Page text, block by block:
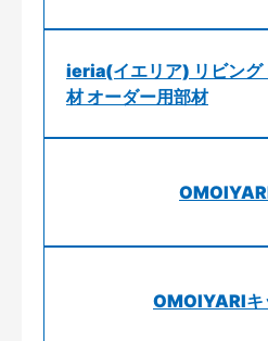
ieria(イエリア) リビング
材 オーダー用部材
OMOIYARIキ